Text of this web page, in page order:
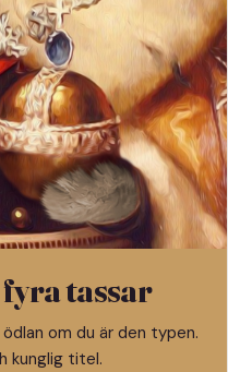
tassar
om du är den typen.
kunglig titel.